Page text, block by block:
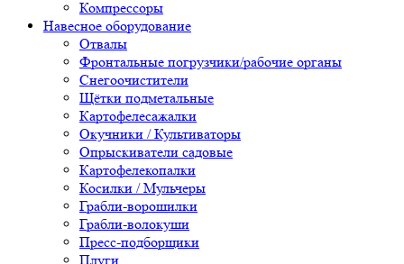
Компрессоры
Навесное оборудование
Отвалы
Фронтальные погрузчики/рабочие органы
Снегоочистители
Щётки подметальные
Картофелесажалки
Окучники / Культиваторы
Опрыскиватели садовые
Картофелекопалки
Косилки / Мульчеры
Грабли-ворошилки
Грабли-волокуши
Пресс-подборщики
Плуги